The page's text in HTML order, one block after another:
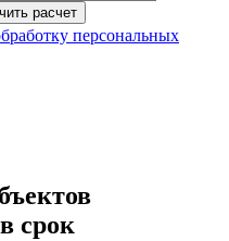
расчет
персональных
срок